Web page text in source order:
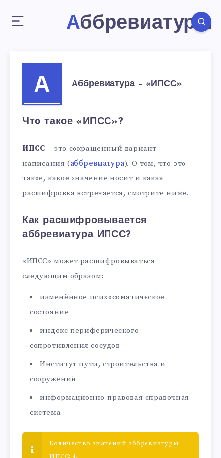
Аббревиатуры
А Аббревиатура – «ИПСС»
Что такое «ИПСС»?
ИПСС – это сокращенный вариант
написания (аббревиатура). О том, что это
такое, какое значение носит и какая
расшифровка встречается, смотрите ниже.
Как расшифровывается
аббревиатура ИПСС?
«ИПСС» может расшифровываться
следующим образом:
изменённое психосоматическое
состояние
индекс периферического
сопротивления сосудов
Институт пути, строительства и
сооружений
информационно-правовая справочная
система
Количество значений аббревиатуры
ИПСС: 4.